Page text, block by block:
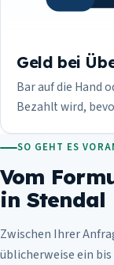
Geld bei
Bar auf die Hand
Bezahlt wird,
SO GEHT ES
Vom
in Stendal
Zwischen Ihrer
üblicherweise ein bis